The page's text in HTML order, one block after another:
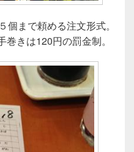
まで頼める注文形式。
きは120円の罰金制。